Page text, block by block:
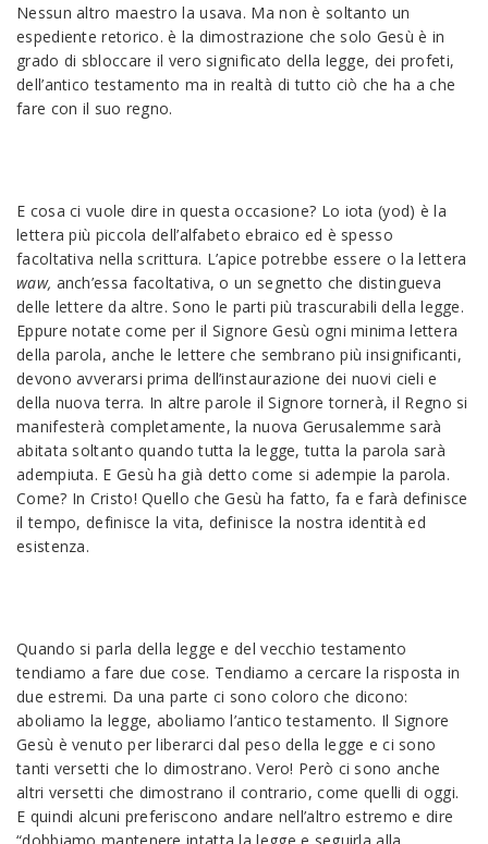
Nessun altro maestro la usava. Ma non è soltanto un
espediente retorico. è la dimostrazione che solo Gesù è in
grado di sbloccare il vero significato della legge, dei profeti,
dell’antico testamento ma in realtà di tutto ciò che ha a che
fare con il suo regno.
E cosa ci vuole dire in questa occasione? Lo iota (yod) è la
lettera più piccola dell’alfabeto ebraico ed è spesso
facoltativa nella scrittura. L’apice potrebbe essere o la lettera
waw, anch’essa facoltativa, o un segnetto che distingueva
delle lettere da altre. Sono le parti più trascurabili della legge.
Eppure notate come per il Signore Gesù ogni minima lettera
della parola, anche le lettere che sembrano più insignificanti,
devono avverarsi prima dell’instaurazione dei nuovi cieli e
della nuova terra. In altre parole il Signore tornerà, il Regno si
manifesterà completamente, la nuova Gerusalemme sarà
abitata soltanto quando tutta la legge, tutta la parola sarà
adempiuta. E Gesù ha già detto come si adempie la parola.
Come? In Cristo! Quello che Gesù ha fatto, fa e farà definisce
il tempo, definisce la vita, definisce la nostra identità ed
esistenza.
Quando si parla della legge e del vecchio testamento
tendiamo a fare due cose. Tendiamo a cercare la risposta in
due estremi. Da una parte ci sono coloro che dicono:
aboliamo la legge, aboliamo l’antico testamento. Il Signore
Gesù è venuto per liberarci dal peso della legge e ci sono
tanti versetti che lo dimostrano. Vero! Però ci sono anche
altri versetti che dimostrano il contrario, come quelli di oggi.
E quindi alcuni preferiscono andare nell’altro estremo e dire